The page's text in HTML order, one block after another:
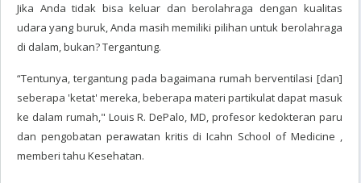
Jika Anda tidak bisa keluar dan berolahraga dengan kualitas
udara yang buruk, Anda masih memiliki pilihan untuk berolahraga
di dalam, bukan? Tergantung.
“Tentunya, tergantung pada bagaimana rumah berventilasi [dan]
seberapa 'ketat' mereka, beberapa materi partikulat dapat masuk
ke dalam rumah," Louis R. DePalo, MD, profesor kedokteran paru
dan pengobatan perawatan kritis di Icahn School of Medicine ,
memberi tahu Kesehatan.